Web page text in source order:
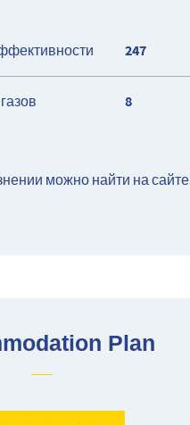
247
8
можно найти на сайте
Plan